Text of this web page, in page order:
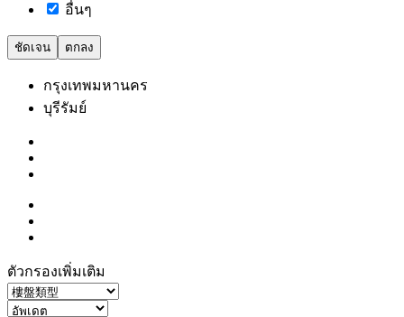
อื่นๆ
ชัดเจน ตกลง
กรุงเทพมหานคร
บุรีรัมย์
ตัวกรองเพิ่มเติม